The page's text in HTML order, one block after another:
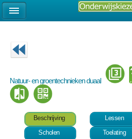
Natuur- en groentechnieken duaal
Beschrijving
Lessen
Scholen
Toelating